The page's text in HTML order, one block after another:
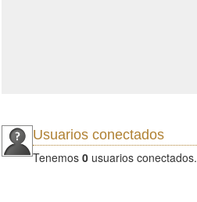
Usuarios conectados
Tenemos 0 usuarios conectados.